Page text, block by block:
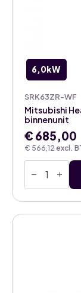
6,0kW
SRK63ZR-WF
€ 566,12 excl.
Mitsubishi
binnenunit
€ 685,00
Mitsubishi
Heavy
Hyper
6,3kW
airco